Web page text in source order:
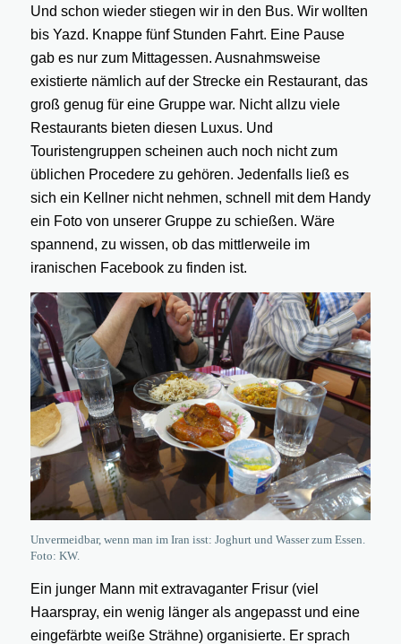
Und schon wieder stiegen wir in den Bus. Wir wollten
bis Yazd. Knappe fünf Stunden Fahrt. Eine Pause
gab es nur zum Mittagessen. Ausnahmsweise
existierte nämlich auf der Strecke ein Restaurant, das
groß genug für eine Gruppe war. Nicht allzu viele
Restaurants bieten diesen Luxus. Und
Touristengruppen scheinen auch noch nicht zum
üblichen Procedere zu gehören. Jedenfalls ließ es
sich ein Kellner nicht nehmen, schnell mit dem Handy
ein Foto von unserer Gruppe zu schießen. Wäre
spannend, zu wissen, ob das mittlerweile im
iranischen Facebook zu finden ist.
Unvermeidbar, wenn man im Iran isst: Joghurt und Wasser zum Essen.
Foto: KW.
Ein junger Mann mit extravaganter Frisur (viel
Haarspray, ein wenig länger als angepasst und eine
eingefärbte weiße Strähne) organisierte. Er sprach